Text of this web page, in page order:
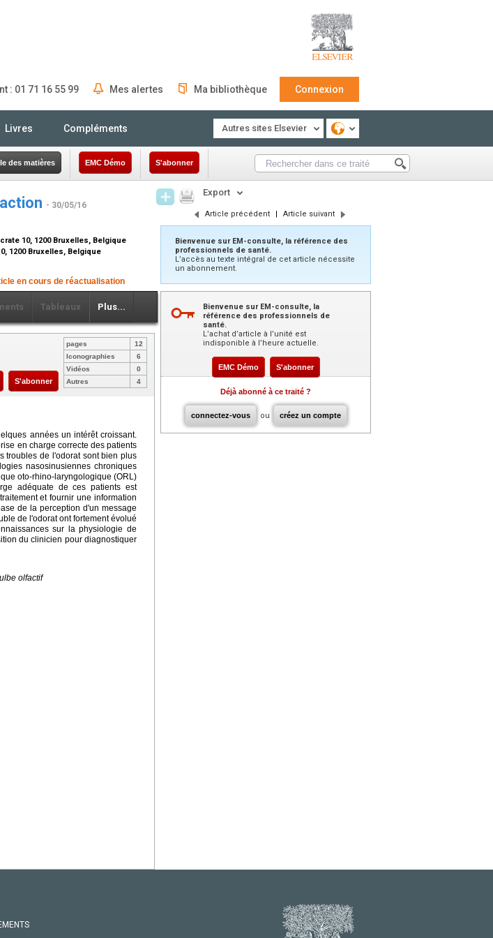
: 01 71 16 55 99 Mes alertes Ma bibliothèque Connexion
Livres Compléments Autres sites Elsevier
des matières EMC Démo S'abonner
- 30/05/16
10, 1200 Bruxelles, Belgique
1200 Bruxelles, Belgique
en cours de réactualisation
Tableaux Plus...
S'abonner
pages
12
Iconographies
6
Vidéos
0
Autres
4
années un intérêt croissant.
en charge correcte des patients
troubles de l'odorat sont bien plus
nasosinusiennes chroniques
oto-rhino-laryngologique (ORL)
adéquate de ces patients est
et fournir une information
de la perception d'un message
de l'odorat ont fortement évolué
sur la physiologie de
du clinicien pour diagnostiquer
olfactif
Export
Article précédent | Article suivant
Bienvenue sur EM-consulte, la référence des
professionnels de santé.
L’accès au texte intégral de cet article nécessite
un abonnement.
Bienvenue sur EM-consulte, la
référence des professionnels de
santé.
L’achat d’article à l’unité est
indisponible à l’heure actuelle.
EMC Démo S'abonner
Déjà abonné à ce traité ?
connectez-vous ou créez un compte